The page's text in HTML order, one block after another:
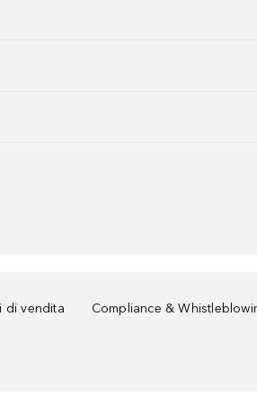
di vendita
Compliance &